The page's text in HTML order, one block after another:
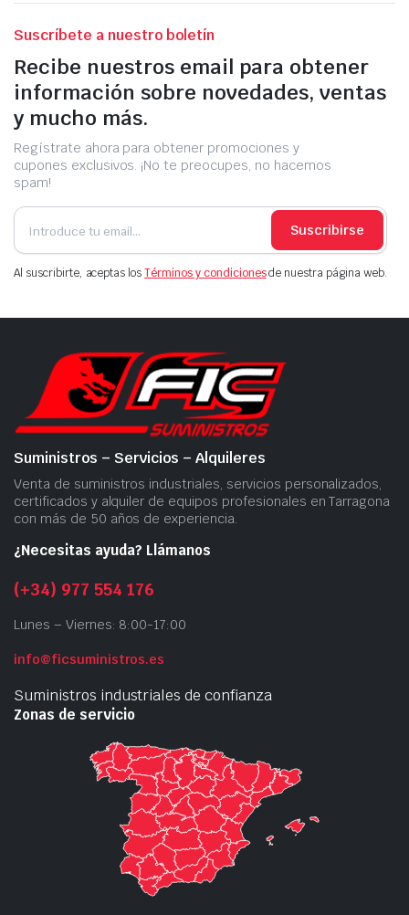
Suscríbete a nuestro boletín
Recibe nuestros email para obtener
información sobre novedades, ventas
y mucho más.
Regístrate ahora para obtener promociones y
cupones exclusivos. ¡No te preocupes, no hacemos
spam!
Suscribirse
Al suscribirte, aceptas losTérminos y condicionesde nuestra página web.
Suministros – Servicios – Alquileres
Venta de suministros industriales, servicios personalizados,
certificados y alquiler de equipos profesionales en Tarragona
con más de 50 años de experiencia.
¿Necesitas ayuda? Llámanos
(+34) 977 554 176
Lunes – Viernes: 8:00-17:00
info@ficsuministros.es
Suministros industriales de confianza
Zonas de servicio